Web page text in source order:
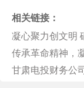
相关链接：